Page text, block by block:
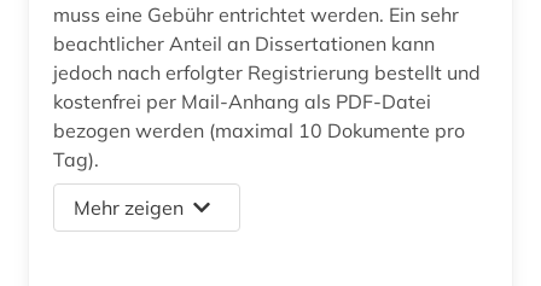
muss eine Gebühr entrichtet werden. Ein sehr
beachtlicher Anteil an Dissertationen kann
jedoch nach erfolgter Registrierung bestellt und
kostenfrei per Mail-Anhang als PDF-Datei
bezogen werden (maximal 10 Dokumente pro
Tag).
Mehr zeigen